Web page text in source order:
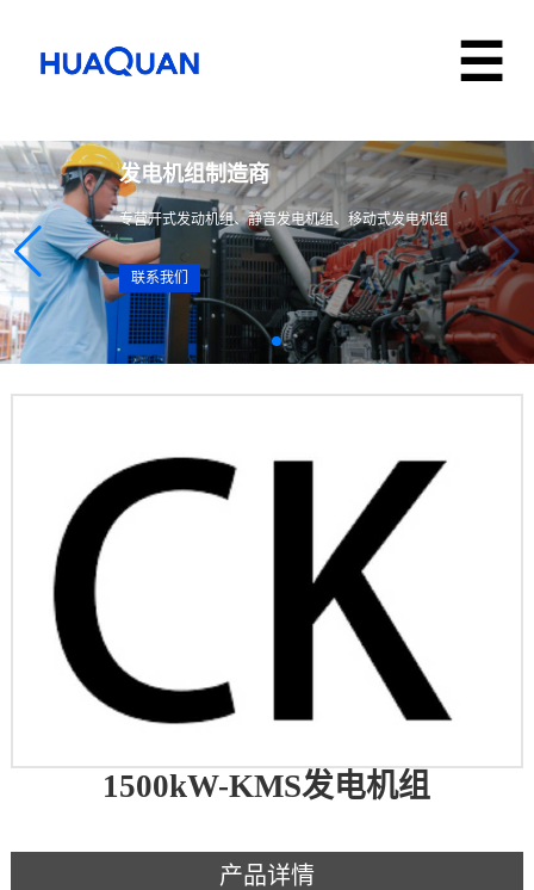
发电机组制造商
专营开式发动机组、静音发电机组、移动式发电机组
联系我们
1500kW-KMS发电机组
产品详情